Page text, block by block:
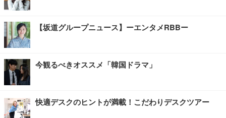
【坂道グループニュース】ーエンタメRBBー
今観るべきオススメ「韓国ドラマ」
快適デスクのヒントが満載！こだわりデスクツアー